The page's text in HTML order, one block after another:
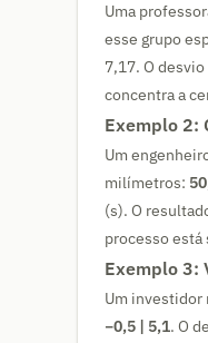
Uma
esse grupo
7,17. O
concentra a
Exemplo 2:
Um
milímetros:
(s). O
processo
Exemplo 3:
Um investidor
−0,5 | 5,1. O